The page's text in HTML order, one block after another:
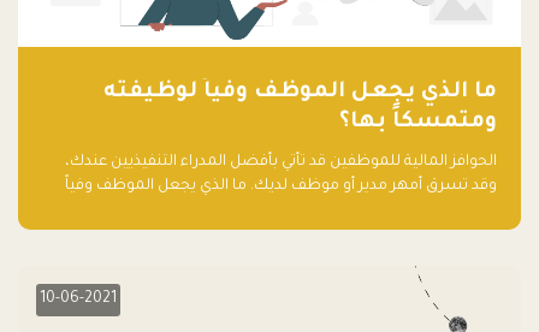
ما الذي يجعل الموظف وفياً لوظيفته
ومتمسكاً بها؟
الحوافز المالية للموظفين قد تأتي بأفضل المدراء التنفيذيين عندك،
وقد تسرق أمهر مدير أو موظف لديك. ما الذي يجعل الموظف وفياً
10-06-2021